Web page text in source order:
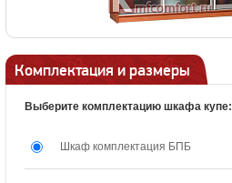
Комплектация и размеры
Выберите комплектацию шкафа купе:
Шкаф комплектация БПБ